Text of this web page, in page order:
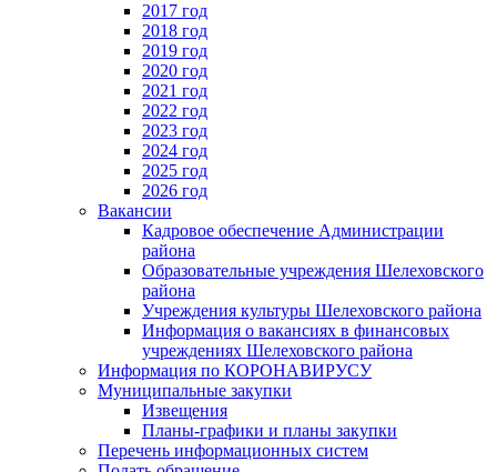
2017 год
2018 год
2019 год
2020 год
2021 год
2022 год
2023 год
2024 год
2025 год
2026 год
Вакансии
Кадровое обеспечение Администрации
района
Образовательные учреждения Шелеховского
района
Учреждения культуры Шелеховского района
Информация о вакансиях в финансовых
учреждениях Шелеховского района
Информация по КОРОНАВИРУСУ
Муниципальные закупки
Извещения
Планы-графики и планы закупки
Перечень информационных систем